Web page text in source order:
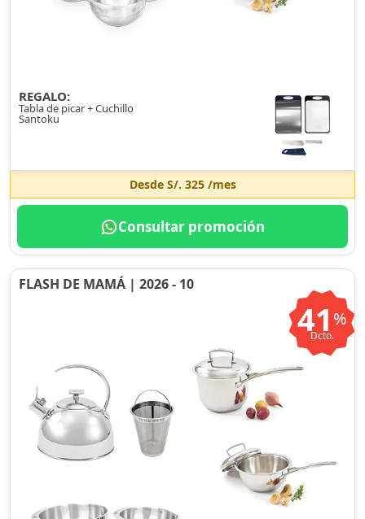
REGALO:
Tabla de picar + Cuchillo
Santoku
Desde S/. 325/mes
Consultar promoción
FLASH DE MAMÁ | 2026 - 10
41 %
Dcto.